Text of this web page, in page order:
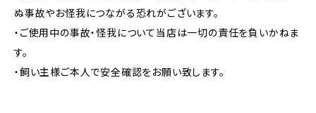
ぬ事故やお怪我につながる恐れがございます。
・ご使用中の事故・怪我について当店は一切の責任を負いかねま
す。
・飼い主様ご本人で安全確認をお願い致します。